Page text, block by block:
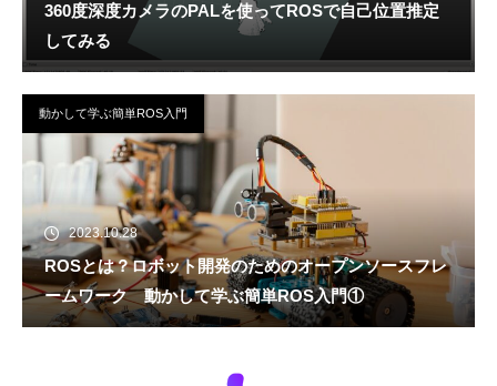
360度深度カメラのPALを使ってROSで自己位置推定
してみる
動かして学ぶ簡単ROS入門
2023.10.28
ROSとは？ロボット開発のためのオープンソースフレ
ームワーク 動かして学ぶ簡単ROS入門①